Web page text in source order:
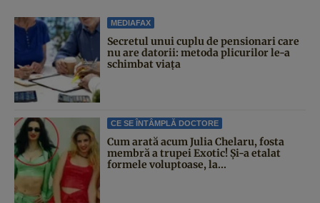
MEDIAFAX
Secretul unui cuplu de pensionari care
nu are datorii: metoda plicurilor le-a
schimbat viața
CE SE ÎNTÂMPLĂ DOCTORE
Cum arată acum Julia Chelaru, fosta
membră a trupei Exotic! Și-a etalat
formele voluptoase, la...